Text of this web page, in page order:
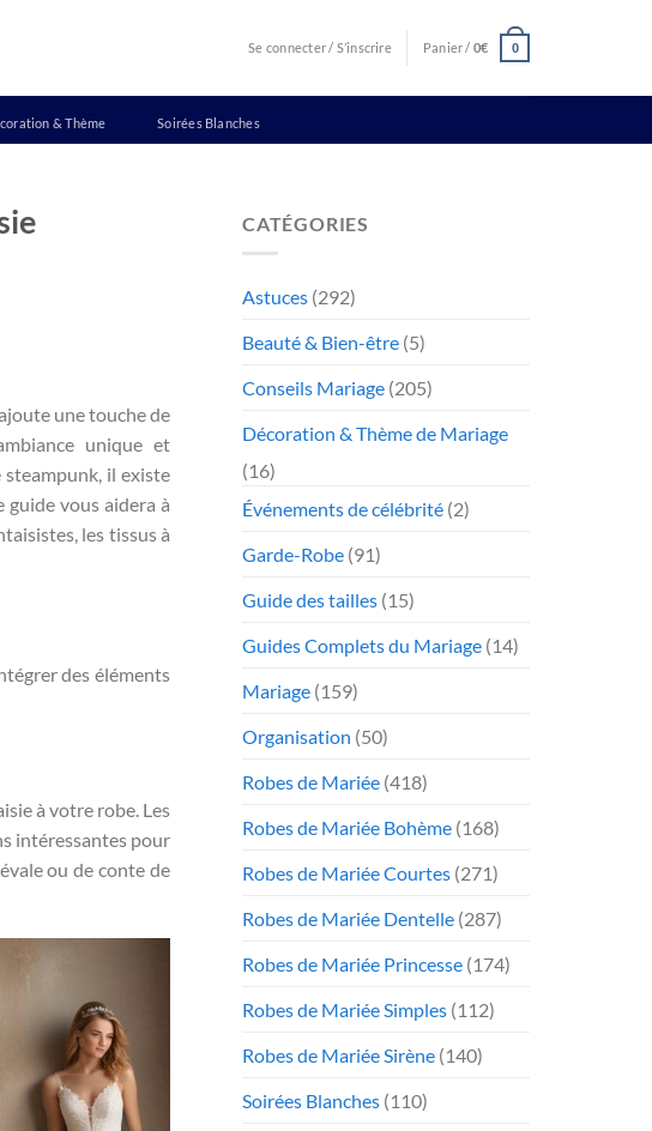
Se connecter / S’inscrire Panier / 0€ 0
& Thème Soirées Blanches
une touche de
unique et
steampunk, il existe
guide vous aidera à
les tissus à
des éléments
à votre robe. Les
intéressantes pour
ou de conte de
CATÉGORIES
Astuces (292)
Beauté & Bien-être (5)
Conseils Mariage (205)
Décoration & Thème de Mariage
(16)
Événements de célébrité (2)
Garde-Robe (91)
Guide des tailles (15)
Guides Complets du Mariage (14)
Mariage (159)
Organisation (50)
Robes de Mariée (418)
Robes de Mariée Bohème (168)
Robes de Mariée Courtes (271)
Robes de Mariée Dentelle (287)
Robes de Mariée Princesse (174)
Robes de Mariée Simples (112)
Robes de Mariée Sirène (140)
Soirées Blanches (110)